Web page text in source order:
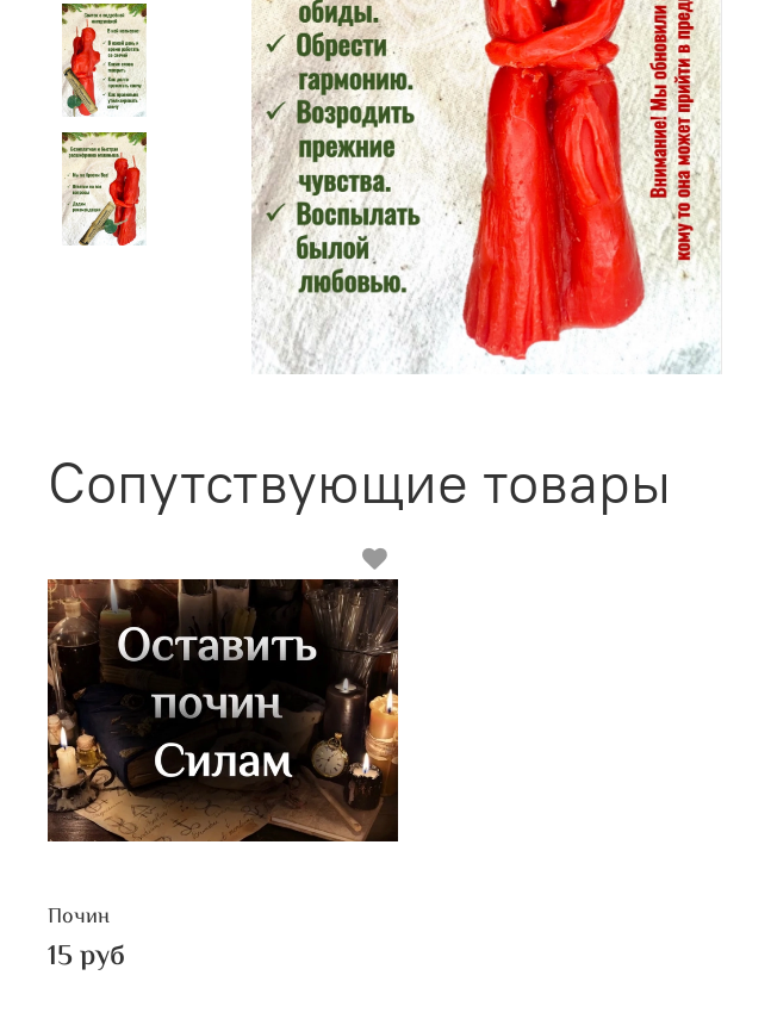
Сопутствующие товары
Почин
15 руб